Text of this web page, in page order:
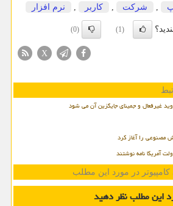
شركت كاربر نرم افزار
(1)
(0)
X
غیرفعال و جمینای جایگزین آن می شود
مصنوعی را آغاز کرد
کامپیوتر در مورد این مطلب
این مطلبنظر دهید